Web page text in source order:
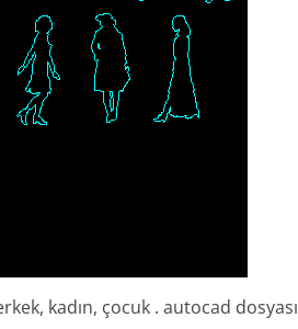
kadın, çocuk . autocad dosyası